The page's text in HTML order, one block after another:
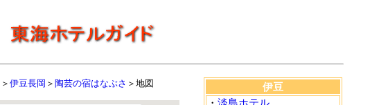
＞ 伊豆長岡 ＞ 陶芸の宿はなぶさ ＞地図
伊豆
・ 淡島ホテル